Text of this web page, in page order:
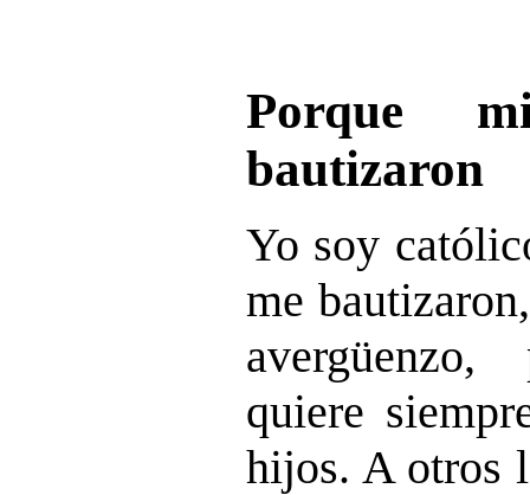
Porque
bautizaron
Yo soy
me
quiere
hijos. A otros